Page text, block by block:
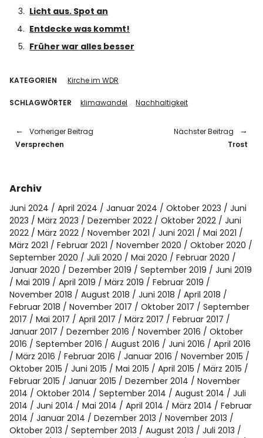
Licht aus. Spot an
Entdecke was kommt!
Früher war alles besser
KATEGORIEN Kirche im WDR
SCHLAGWÖRTER klimawandel Nachhaltigkeit
Vorheriger Beitrag
Versprechen
Nächster Beitrag
Trost
Archiv
Juni 2024 April 2024 Januar 2024 Oktober 2023
Juni
2023
März 2023 Dezember 2022 Oktober 2022
Juni
2022
März 2022 November 2021 Juni 2021
Mai 2021
März 2021
Februar 2021 November 2020
Oktober 2020
September 2020
Juli 2020 Mai 2020
Februar 2020
Januar 2020
Dezember 2019 September 2019
Juni 2019
Mai 2019
April 2019 März 2019
Februar 2019
November 2018
August 2018 Juni 2018
April 2018
Februar 2018
November 2017 Oktober 2017
September
2017
Mai 2017 April 2017 März 2017
Februar 2017
Januar 2017
Dezember 2016 November 2016
Oktober
2016
September 2016 August 2016 Juni 2016
April 2016
März 2016
Februar 2016 Januar 2016
November 2015
Oktober 2015
Juni 2015 Mai 2015 April 2015
März 2015
Februar 2015
Januar 2015 Dezember 2014
November
2014
Oktober 2014 September 2014 August 2014
Juli
2014
Juni 2014 Mai 2014 April 2014 März 2014
Februar
2014
Januar 2014 Dezember 2013
November 2013
Oktober 2013
September 2013 August 2013
Juli 2013